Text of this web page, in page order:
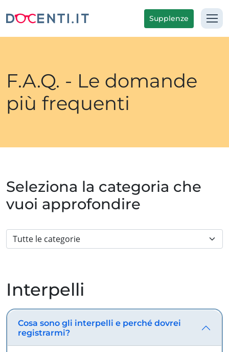
Supplenze
F.A.Q. - Le domande
più frequenti
Seleziona la categoria che
vuoi approfondire
Interpelli
Cosa sono gli interpelli e perché dovrei
registrarmi?